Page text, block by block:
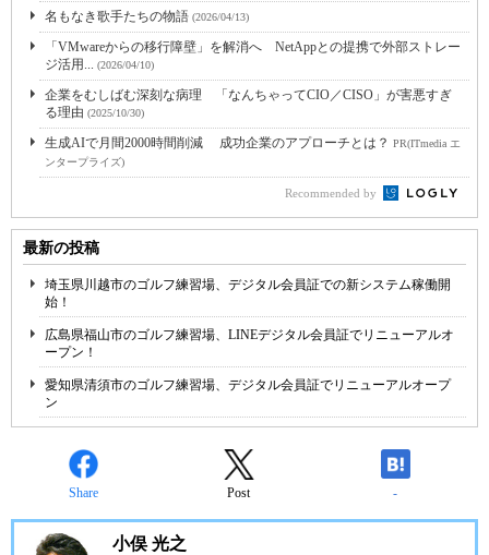
名もなき歌手たちの物語 (2026/04/13)
「VMwareからの移行障壁」を解消へ NetAppとの提携で外部ストレー
ジ活用...
(2026/04/10)
企業をむしばむ深刻な病理 「なんちゃってCIO／CISO」が害悪すぎ
る理由 (2025/10/30)
生成AIで月間2000時間削減 成功企業のアプローチとは？ PR(ITmedia エ
ンタープライズ)
Recommended by
最新の投稿
埼玉県川越市のゴルフ練習場、デジタル会員証での新システム稼働開
始！
広島県福山市のゴルフ練習場、LINEデジタル会員証でリニューアルオ
ープン！
愛知県清須市のゴルフ練習場、デジタル会員証でリニューアルオープ
ン
Share Post -
小俣 光之